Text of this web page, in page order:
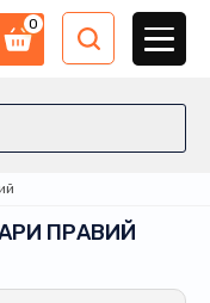
0
ПРАВИЙ